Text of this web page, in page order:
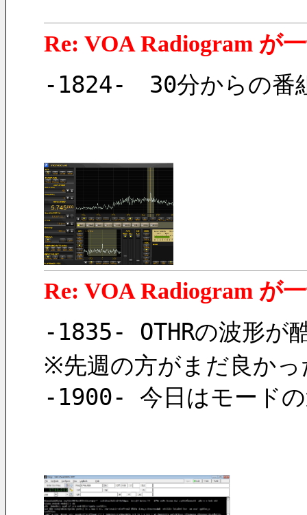
Re: VOA Radiogram が
-1824-　30分からの番
Re: VOA Radiogram が
-1835- OTHRの波形が
※先週の方がまだ良かっ
-1900- 今日はモード